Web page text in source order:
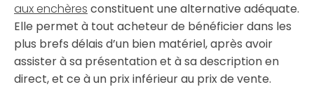
aux enchères constituent une alternative adéquate.
Elle permet à tout acheteur de bénéficier dans les
plus brefs délais d’un bien matériel, après avoir
assister à sa présentation et à sa description en
direct, et ce à un prix inférieur au prix de vente.